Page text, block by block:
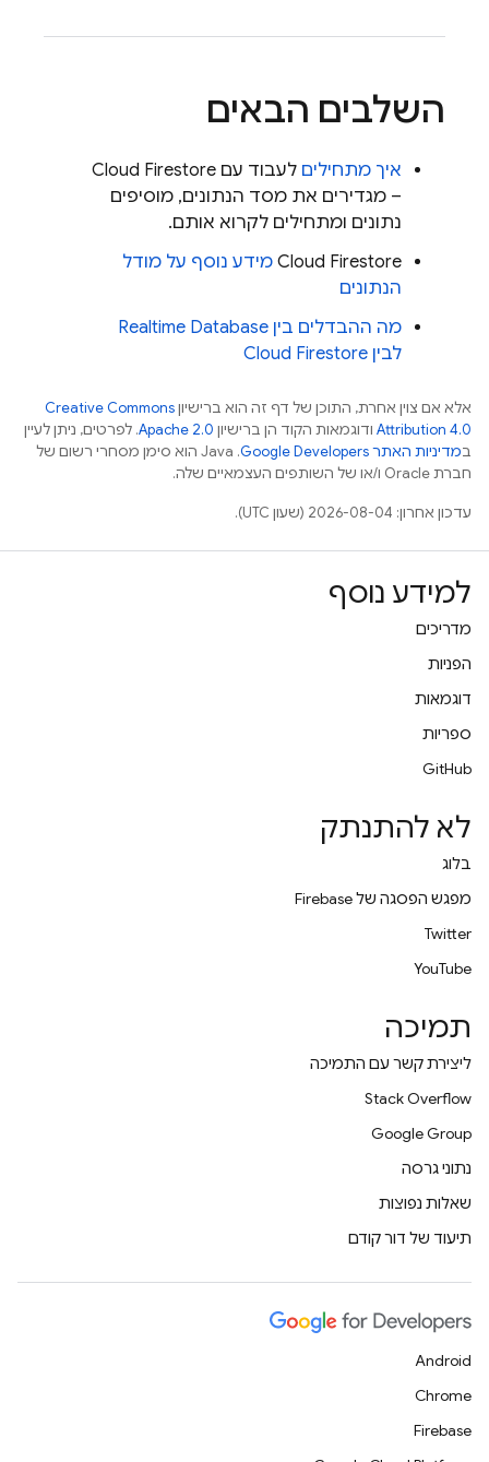
השלבים הבאים
איך מתחילים לעבוד עם Cloud Firestore
– מגדירים את מסד הנתונים, מוסיפים
נתונים ומתחילים לקרוא אותם.
Cloud Firestore מידע נוסף על מודל
הנתונים
מה ההבדלים בין Realtime Database
לבין Cloud Firestore
אלא אם צוין אחרת, התוכן של דף זה הוא ברישיוןCreative Commons
Attribution 4.0 ודוגמאות הקוד הן ברישיון Apache 2.0. לפרטים, ניתן לעיין
במדיניות האתר Google Developers‏
.‏ Java הוא סימן מסחרי רשום של
חברת Oracle ו/או של השותפים העצמאיים שלה.
עדכון אחרון: 2026-08-04 (שעון UTC).
למידע נוסף
מדריכים
הפניות
דוגמאות
ספריות
GitHub
לא להתנתק
בלוג
מפגש הפסגה של Firebase
Twitter
YouTube
תמיכה
ליצירת קשר עם התמיכה
Stack Overflow
Google Group
נתוני גרסה
שאלות נפוצות
תיעוד של דור קודם
Android
Chrome
Firebase